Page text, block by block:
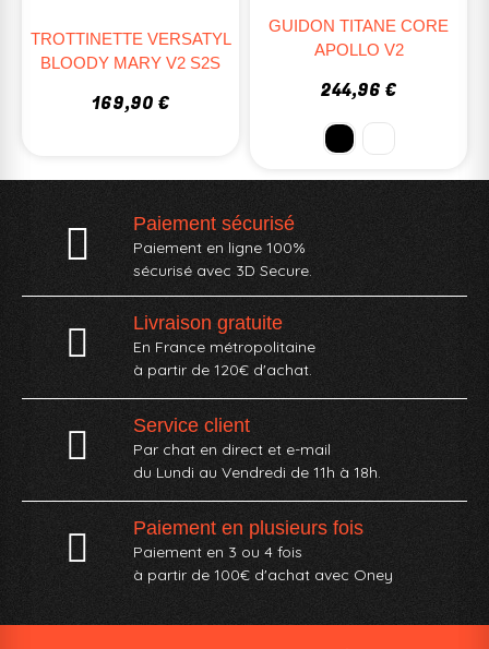
TROTTINETTE VERSATYL
BLOODY MARY V2 S2S
169,90 €
GUIDON TITANE CORE
APOLLO V2
244,96 €
Paiement sécurisé
Paiement en ligne 100%
sécurisé avec 3D Secure.
Livraison gratuite
En France métropolitaine
à partir de 120€ d'achat.
Service client
Par chat en direct et e-mail
du Lundi au Vendredi de 11h à 18h.
Paiement en plusieurs fois
Paiement en 3 ou 4 fois
à partir de 100€ d'achat avec Oney​